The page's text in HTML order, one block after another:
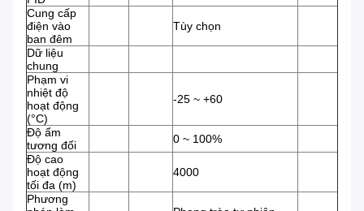
Cung cấp
điện vào
ban đêm
Tùy chọn
Dữ liệu
chung
Phạm vi
nhiệt độ
hoạt động
(°C)
-25 ~ +60
Độ ẩm
tương đối
0 ~ 100%
Độ cao
hoạt động
tối đa (m)
4000
Phương